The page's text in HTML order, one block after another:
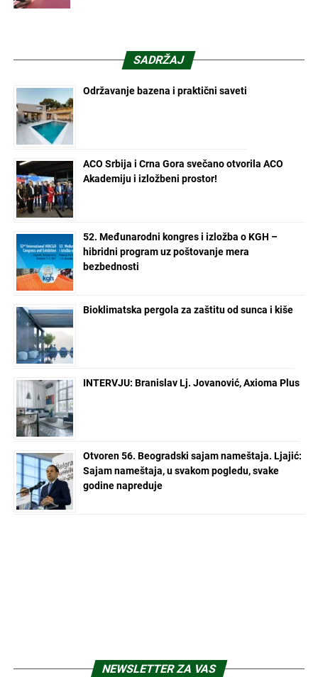
SADRŽAJ
Održavanje bazena i praktični saveti
ACO Srbija i Crna Gora svečano otvorila ACO
Akademiju i izložbeni prostor!
52. Međunarodni kongres i izložba o KGH –
hibridni program uz poštovanje mera
bezbednosti
Bioklimatska pergola za zaštitu od sunca i kiše
INTERVJU: Branislav Lj. Jovanović, Axioma Plus
Otvoren 56. Beogradski sajam nameštaja. Ljajić:
Sajam nameštaja, u svakom pogledu, svake
godine napreduje
NEWSLETTER ZA VAS